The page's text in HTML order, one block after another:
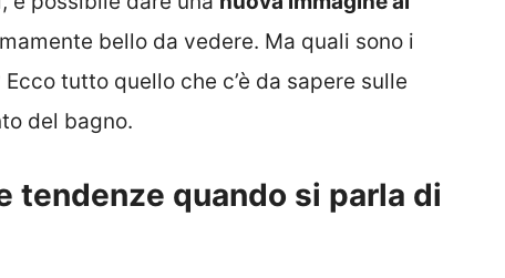
bello da vedere. Ma quali sono i
tutto quello che c’è da sapere sulle
del bagno.
tendenze quando si parla di